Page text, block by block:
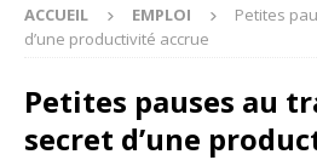
ACCUEIL EMPLOI
Petites
d’une productivité accrue
Petites pauses au
secret d’une